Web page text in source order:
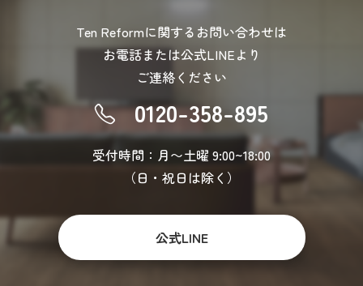
Ten Reformに関するお問い合わせは
お電話または公式LINEより
ご連絡ください
0120-358-895
受付時間：月〜土曜 9:00~18:00
（日・祝日は除く）
公式LINE